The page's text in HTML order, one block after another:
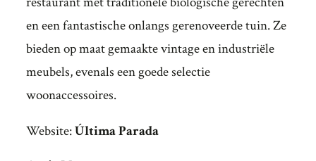
en een fantastische onlangs gerenoveerde tuin. Ze
bieden op maat gemaakte vintage en industriële
meubels, evenals een goede selectie
woonaccessoires.
Website:Última Parada